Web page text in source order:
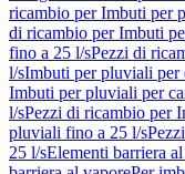
ricambio per Imbuti per
di ricambio per Imbuti
fino a 25 l/sPezzi di
l/sImbuti per pluviali per
Imbuti per pluviali per
l/sPezzi di ricambio per
pluviali fino a 25 l/s
25 l/sElementi barriera